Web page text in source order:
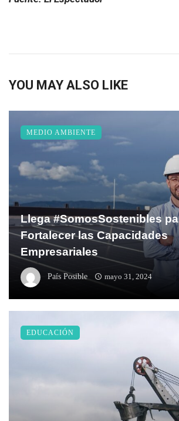
YOU MAY ALSO LIKE
Llega #SomosSostenibles
Fortalecer las Capacidades
Empresariales
País Posible mayo 31, 2024
MEDIO AMBIENTE
EDUCACIÓN